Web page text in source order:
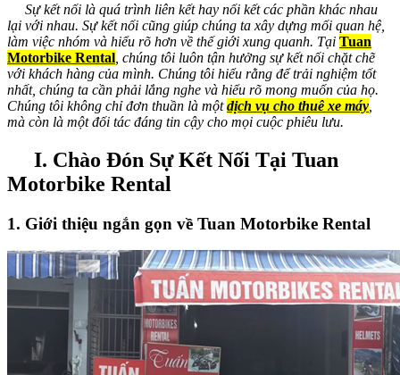
Sự kết nối là quá trình liên kết hay nối kết các phần khác nhau
lại với nhau. Sự kết nối cũng giúp chúng ta xây dựng mối quan hệ,
làm việc nhóm và hiểu rõ hơn về thế giới xung quanh. Tại Tuan
Motorbike Rental , chúng tôi luôn tận hưởng sự kết nối chặt chẽ
với khách hàng của mình. Chúng tôi hiểu rằng để trải nghiệm tốt
nhất, chúng ta cần phải lắng nghe và hiểu rõ mong muốn của họ.
Chúng tôi không chỉ đơn thuần là mộtdịch vụ cho thuê xe máy
mà còn là một đối tác đáng tin cậy cho mọi cuộc phiêu lưu.
I. Chào Đón Sự Kết Nối Tại Tuan
Motorbike Rental
1. Giới thiệu ngắn gọn về Tuan Motorbike Rental